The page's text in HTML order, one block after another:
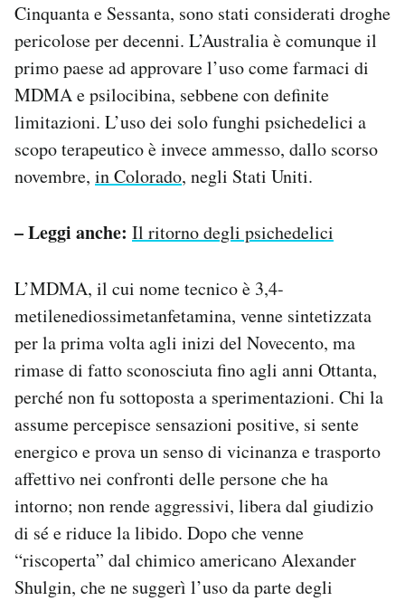
Cinquanta e Sessanta, sono stati considerati droghe
pericolose per decenni. L’Australia è comunque il
primo paese ad approvare l’uso come farmaci di
MDMA e psilocibina, sebbene con definite
limitazioni. L’uso dei solo funghi psichedelici a
scopo terapeutico è invece ammesso, dallo scorso
novembre, in Colorado, negli Stati Uniti.
– Leggi anche: Il ritorno degli psichedelici
L’MDMA, il cui nome tecnico è 3,4-
metilenediossimetanfetamina, venne sintetizzata
per la prima volta agli inizi del Novecento, ma
rimase di fatto sconosciuta fino agli anni Ottanta,
perché non fu sottoposta a sperimentazioni. Chi la
assume percepisce sensazioni positive, si sente
energico e prova un senso di vicinanza e trasporto
affettivo nei confronti delle persone che ha
intorno; non rende aggressivi, libera dal giudizio
di sé e riduce la libido. Dopo che venne
“riscoperta” dal chimico americano Alexander
Shulgin, che ne suggerì l’uso da parte degli